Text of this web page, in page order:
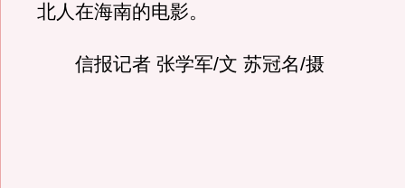
北人在海南的电影。
信报记者 张学军/文 苏冠名/摄